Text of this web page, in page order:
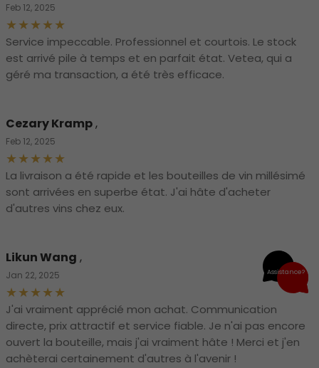
Feb 12, 2025
Service impeccable. Professionnel et courtois. Le stock
est arrivé pile à temps et en parfait état. Vetea, qui a
géré ma transaction, a été très efficace.
Cezary Kramp,
Feb 12, 2025
La livraison a été rapide et les bouteilles de vin millésimé
sont arrivées en superbe état. J'ai hâte d'acheter
d'autres vins chez eux.
Likun Wang ,
Jan 22, 2025
J'ai vraiment apprécié mon achat. Communication
directe, prix attractif et service fiable. Je n'ai pas encore
ouvert la bouteille, mais j'ai vraiment hâte ! Merci et j'en
achèterai certainement d'autres à l'avenir !
Assistance?